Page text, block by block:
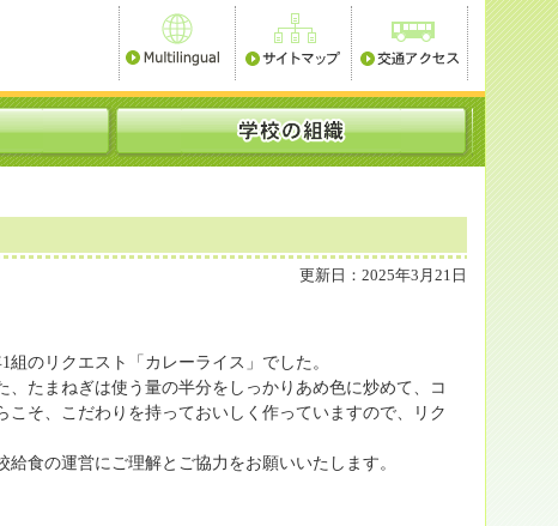
更新日：2025年3月21日
のリクエスト「カレーライス」でした。
たまねぎは使う量の半分をしっかりあめ色に炒めて、コ
そ、こだわりを持っておいしく作っていますので、リク
食の運営にご理解とご協力をお願いいたします。